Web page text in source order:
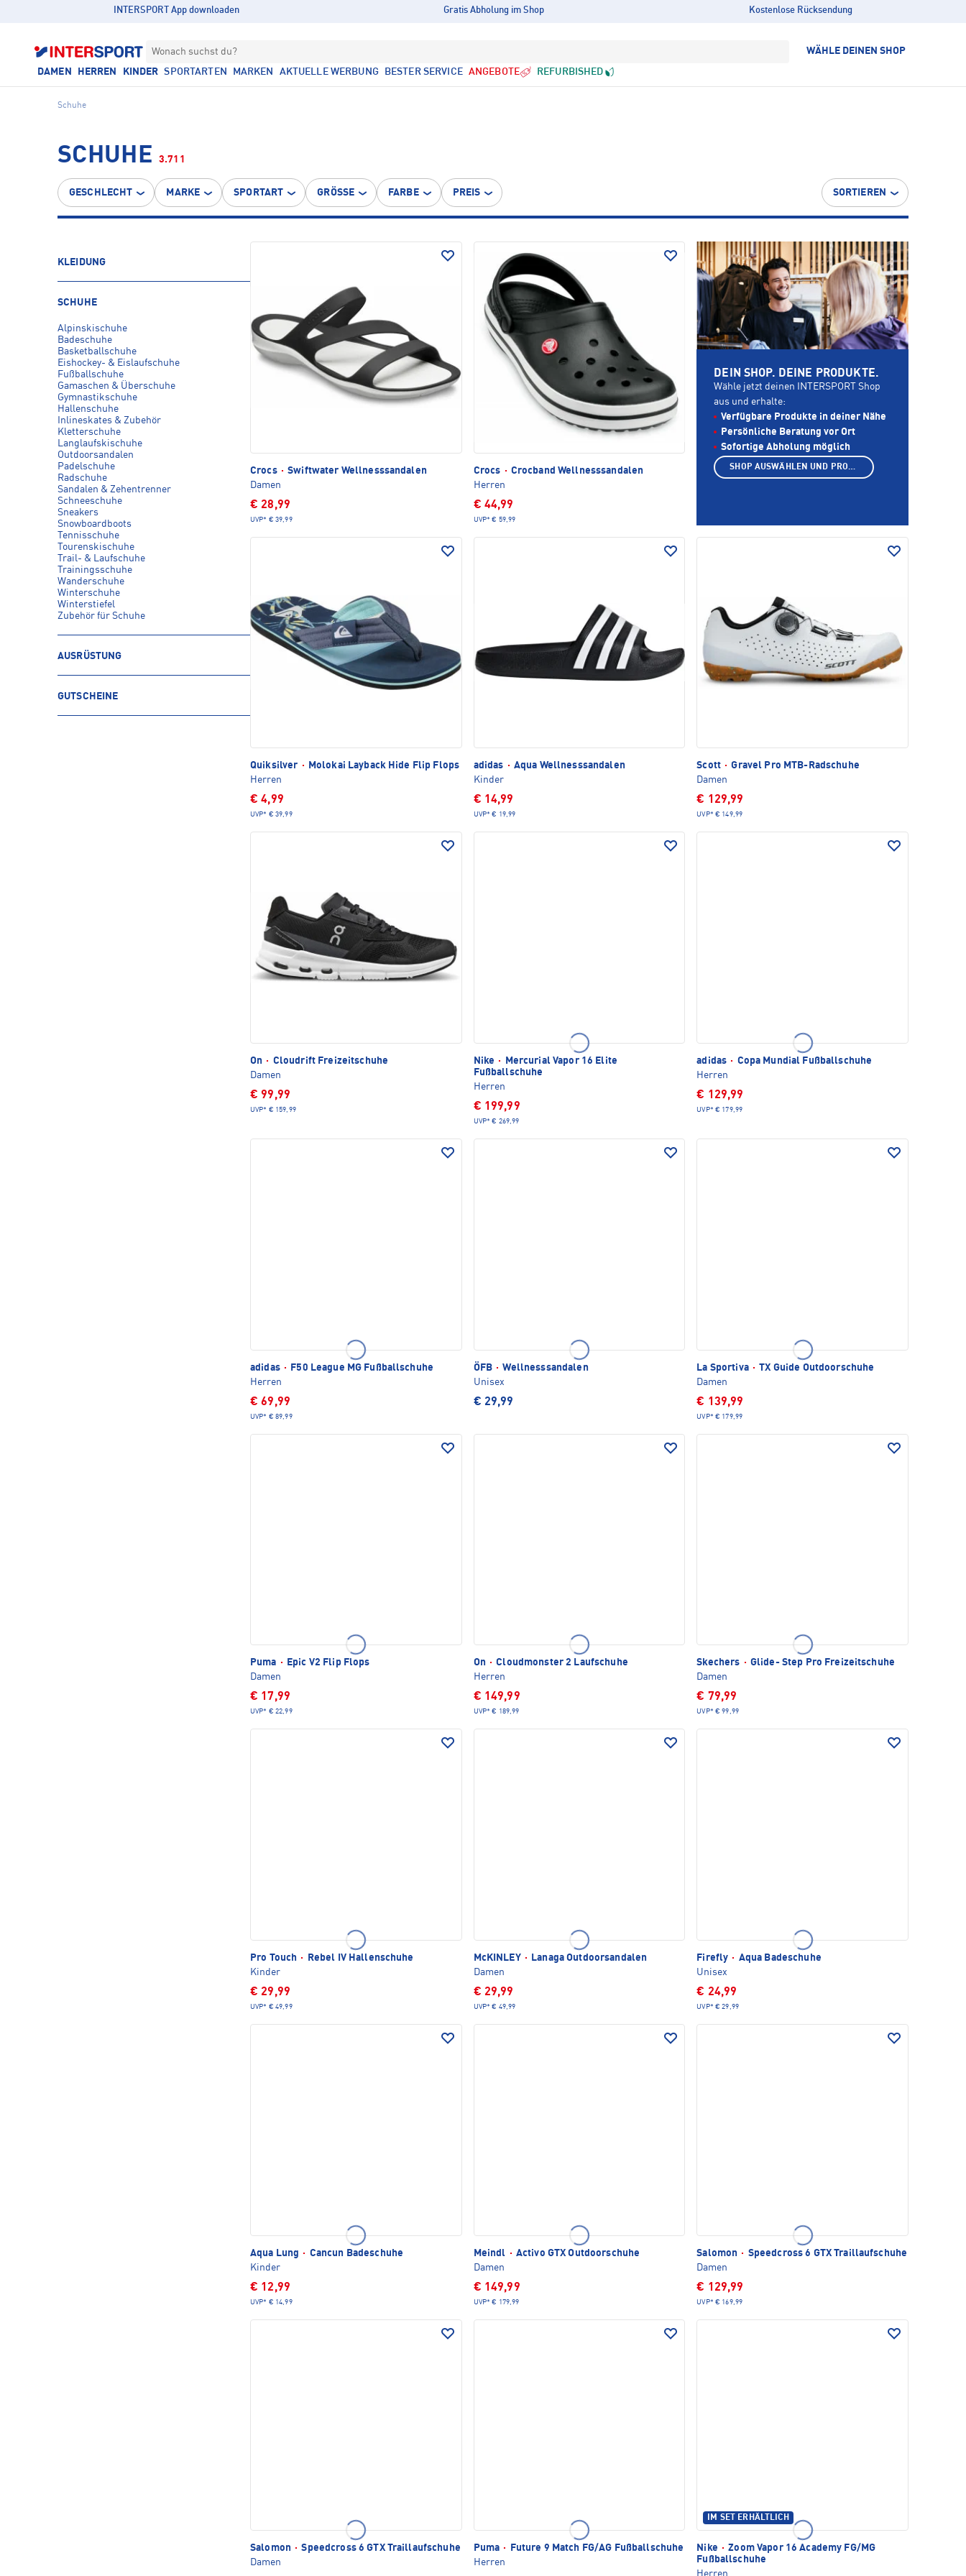
INTERSPORT App downloaden Gratis Abholung im Shop Kostenlose Rücksendung
Wonach suchst du? WÄHLE DEINEN SHOP
DAMEN HERREN KINDER SPORTARTEN MARKEN AKTUELLE WERBUNG BESTER SERVICE ANGEBOTE REFURBISHED
Schuhe
SCHUHE 3.711
GESCHLECHT MARKE SPORTART GRÖSSE FARBE PREIS SORTIEREN
KLEIDUNG
SCHUHE
Alpinskischuhe
Badeschuhe
Basketballschuhe
Eishockey- & Eislaufschuhe
Fußballschuhe
Gamaschen & Überschuhe
Gymnastikschuhe
Hallenschuhe
Inlineskates & Zubehör
Kletterschuhe
Langlaufskischuhe
Outdoorsandalen
Padelschuhe
Radschuhe
Sandalen & Zehentrenner
Schneeschuhe
Sneakers
Snowboardboots
Tennisschuhe
Tourenskischuhe
Trail- & Laufschuhe
Trainingsschuhe
Wanderschuhe
Winterschuhe
Winterstiefel
Zubehör für Schuhe
AUSRÜSTUNG
GUTSCHEINE
Crocs · Swiftwater Wellnesssandalen
Damen
€ 28,99
UVP* € 39,99
Crocs · Crocband Wellnesssandalen
Herren
€ 44,99
UVP* € 59,99
Quiksilver ·
Molokai Layback Hide Flip Flops
Herren
€ 4,99
UVP* € 39,99
adidas · Aqua Wellnesssandalen
Kinder
€ 14,99
UVP* € 19,99
Scott · Gravel Pro MTB-Radschuhe
Damen
€ 129,99
UVP* € 149,99
On · Cloudrift Freizeitschuhe
Damen
€ 99,99
UVP* € 159,99
Nike ·
Mercurial Vapor 16 Elite
Fußballschuhe
Herren
€ 199,99
UVP* € 269,99
adidas · Copa Mundial Fußballschuhe
Herren
€ 129,99
UVP* € 179,99
adidas ·
F50 League MG Fußballschuhe
Herren
€ 69,99
UVP* € 89,99
ÖFB · Wellnesssandalen
Unisex
€ 29,99
La Sportiva · TX Guide Outdoorschuhe
Damen
€ 139,99
UVP* € 179,99
Puma ·
Epic V2 Flip Flops
Damen
€ 17,99
UVP* € 22,99
On · Cloudmonster 2 Laufschuhe
Herren
€ 149,99
UVP* € 189,99
Skechers · Glide- Step Pro Freizeitschuhe
Damen
€ 79,99
UVP* € 99,99
Pro Touch ·
Rebel IV Hallenschuhe
Kinder
€ 29,99
UVP* € 49,99
McKINLEY ·
Lanaga Outdoorsandalen
Damen
€ 29,99
UVP* € 49,99
Firefly · Aqua Badeschuhe
Unisex
€ 24,99
UVP* € 29,99
Aqua Lung · Cancun Badeschuhe
Kinder
€ 12,99
UVP* € 14,99
Meindl · Activo GTX Outdoorschuhe
Damen
€ 149,99
UVP* € 179,99
Salomon · Speedcross 6 GTX Traillaufschuhe
Damen
€ 129,99
UVP* € 169,99
Salomon · Speedcross 6 GTX Traillaufschuhe
Damen
Puma ·
Future 9 Match FG/AG Fußballschuhe
Herren
IM SET ERHÄLTLICH
Nike · Zoom Vapor 16 Academy FG/MG
Fußballschuhe
DEIN SHOP. DEINE PRODUKTE.
Wähle jetzt deinen INTERSPORT Shop
aus und erhalte:
Verfügbare Produkte in deiner Nähe
Persönliche Beratung vor Ort
Sofortige Abholung möglich
SHOP AUSWÄHLEN UND PRODUKTE ANZEIGEN